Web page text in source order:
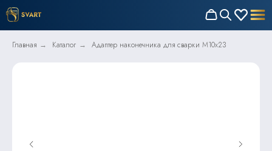
Главная → Каталог → Адаптер наконечника для сварки M10x23